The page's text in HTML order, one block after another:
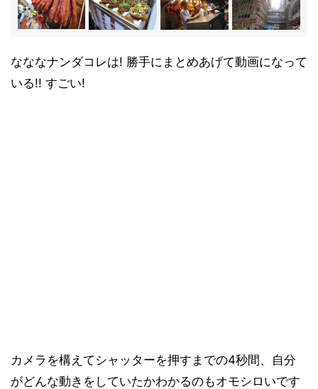
なななナンダコレは! 勝手にまとめあげて動画になって
いる!! すごい!
カメラを構えてシャッターを押すまでの4秒間、自分
がどんな動きをしていたかわかるのもオモシロいです